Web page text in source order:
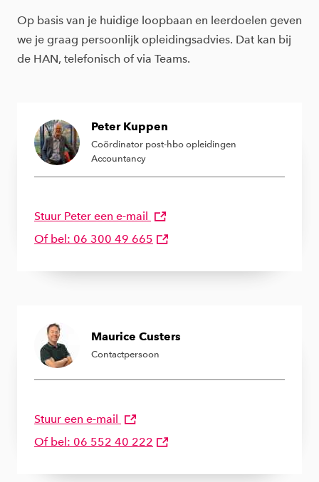
Op basis van je huidige loopbaan en leerdoelen geven
we je graag persoonlijk opleidingsadvies. Dat kan bij
de HAN, telefonisch of via Teams.
Peter Kuppen
Coördinator post-hbo opleidingen
Accountancy
Stuur Peter een e-mail
Of bel: 06 300 49 665
Maurice Custers
Contactpersoon
Stuur een e-mail
Of bel: 06 552 40 222